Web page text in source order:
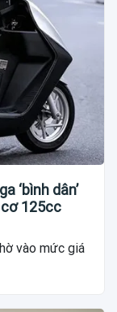
‘bình dân’
cơ 125cc
vào mức giá